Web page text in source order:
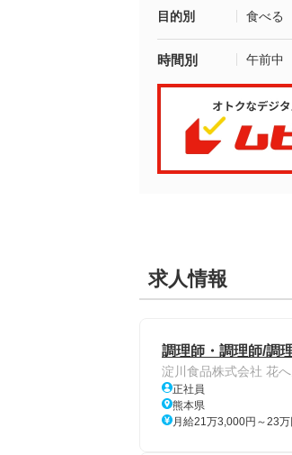
目的別 食べる
時間別 午前中
求人情報
調理師・調理師/調
淀川食品株式会社 花
正社員
熊本県
月給21万3,000円～23万